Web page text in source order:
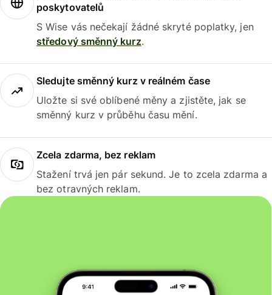
poskytovatelů
S Wise vás nečekají žádné skryté poplatky, jen
středový směnný kurz.
Sledujte směnný kurz v reálném čase
Uložte si své oblíbené měny a zjistěte, jak se
směnný kurz v průběhu času mění.
Zcela zdarma, bez reklam
Stažení trvá jen pár sekund. Je to zcela zdarma a
bez otravných reklam.